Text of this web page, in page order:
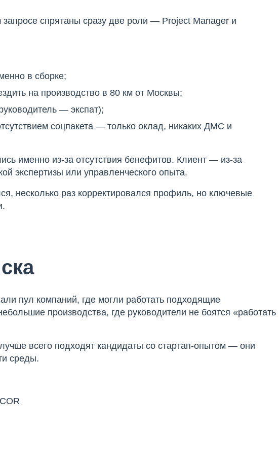
запросе спрятаны сразу две роли — Project Manager и
в сборке;
на производство в 80 км от Москвы;
— экспат);
соцпакета — только оклад, никаких ДМС и
именно из-за отсутствия бенефитов. Клиент — из-за
экспертизы или управленческого опыта.
несколько раз корректировался профиль, но ключевые
пул компаний, где могли работать подходящие
производства, где руководители не боятся «работать
всего подходят кандидаты со стартап-опытом — они
среды.